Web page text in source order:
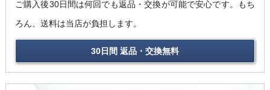
ご購入後30日間は何回でも返品・交換が可能で安心です。もち
ろん、送料は当店が負担します。
30日間 返品・交換無料